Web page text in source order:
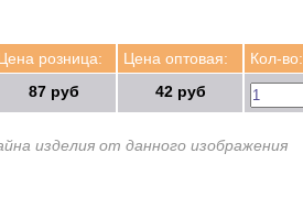
розница:
87 руб
Цена оптовая:
42 руб
Кол-во:
изделия от данного изображения